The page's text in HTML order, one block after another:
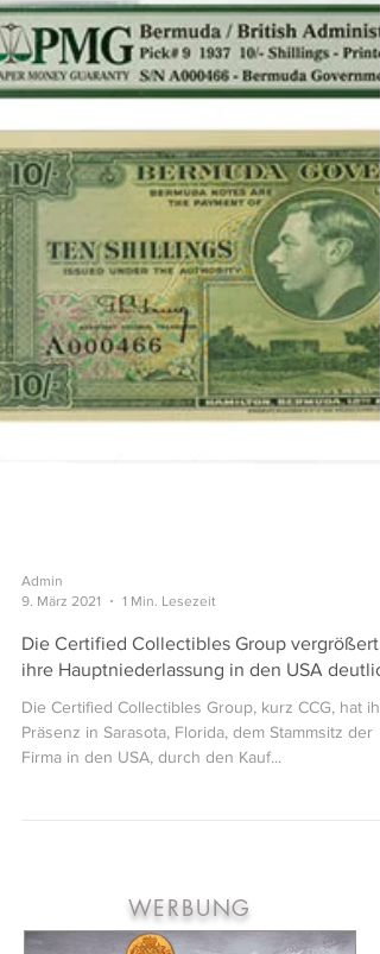
Admin
9. März 2021
1 Min. Lesezeit
Die Certified Collectibles Group vergrößert
ihre Hauptniederlassung in den USA
Die Certified Collectibles Group, kurz CCG, hat